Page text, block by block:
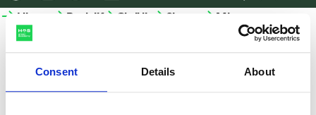
Consent Details About
Hbo-
opleidingen
Bedrijfsopleidingen
Incompany
en
Onderzoek
Lectoraten
Samenwerken
Samenwerken
Meer
HAS
green
academy